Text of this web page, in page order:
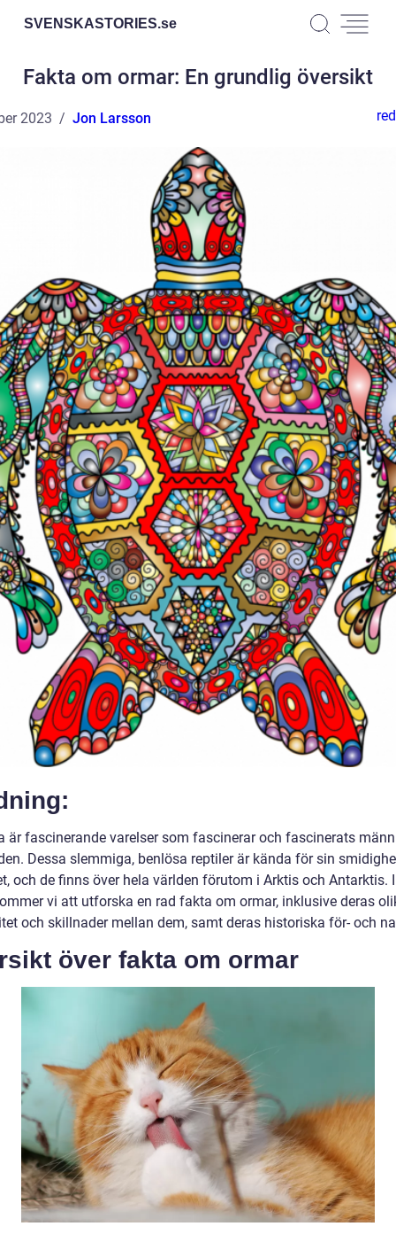
SVENSKASTORIES.se
Fakta om ormar: En grundlig översikt
2023 Jon Larsson
är fascinerande varelser som fascinerar och fascinerats
Dessa slemmiga, benlösa reptiler är kända för sin
och de finns över hela världen förutom i Arktis och Antarktis.
vi att utforska en rad fakta om ormar, inklusive deras
och skillnader mellan dem, samt deras historiska för- och
över fakta om ormar